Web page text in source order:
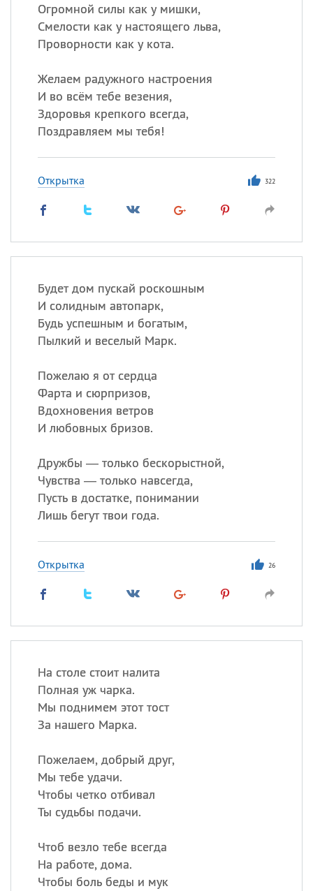
Огромной силы как у мишки,
Смелости как у настоящего льва,
Проворности как у кота.
Желаем радужного настроения
И во всём тебе везения,
Здоровья крепкого всегда,
Поздравляем мы тебя!
Открытка 322
Будет дом пускай роскошным
И солидным автопарк,
Будь успешным и богатым,
Пылкий и веселый Марк.
Пожелаю я от сердца
Фарта и сюрпризов,
Вдохновения ветров
И любовных бризов.
Дружбы — только бескорыстной,
Чувства — только навсегда,
Пусть в достатке, понимании
Лишь бегут твои года.
Открытка 26
На столе стоит налита
Полная уж чарка.
Мы поднимем этот тост
За нашего Марка.
Пожелаем, добрый друг,
Мы тебе удачи.
Чтобы четко отбивал
Ты судьбы подачи.
Чтоб везло тебе всегда
На работе, дома.
Чтобы боль беды и мук